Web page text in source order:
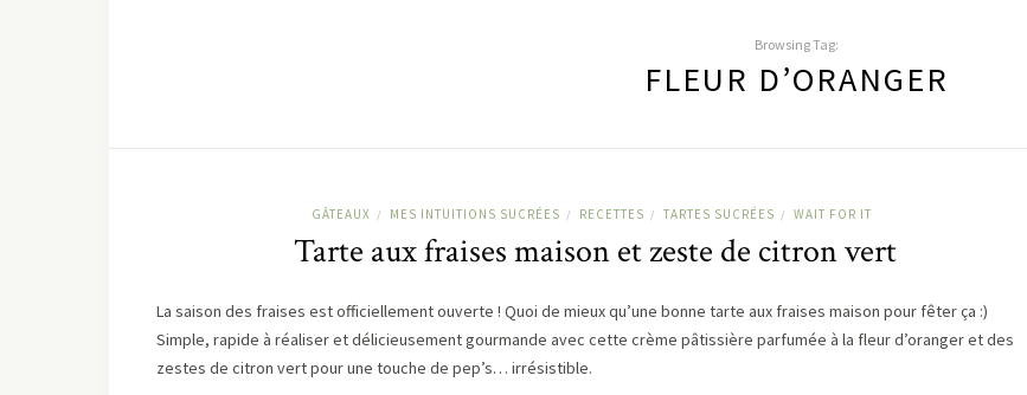
Browsing Tag:
FLEUR D’ORANGER
GÂTEAUX / MES INTUITIONS SUCRÉES / RECETTES / TARTES SUCRÉES / WAIT FOR IT
Tarte aux fraises maison et zeste de citron vert
La saison des fraises est officiellement ouverte ! Quoi de mieux qu’une bonne tarte aux fraises maison pour fêter ça :)
Simple, rapide à réaliser et délicieusement gourmande avec cette crème pâtissière parfumée à la fleur d’oranger et des
zestes de citron vert pour une touche de pep’s… irrésistible.